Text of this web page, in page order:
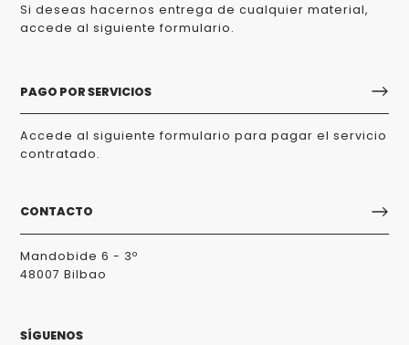
Si deseas hacernos entrega de cualquier material,
accede al siguiente formulario.
PAGO POR SERVICIOS
Accede al siguiente formulario para pagar el servicio
contratado.
CONTACTO
Mandobide 6 - 3º
48007 Bilbao
SÍGUENOS